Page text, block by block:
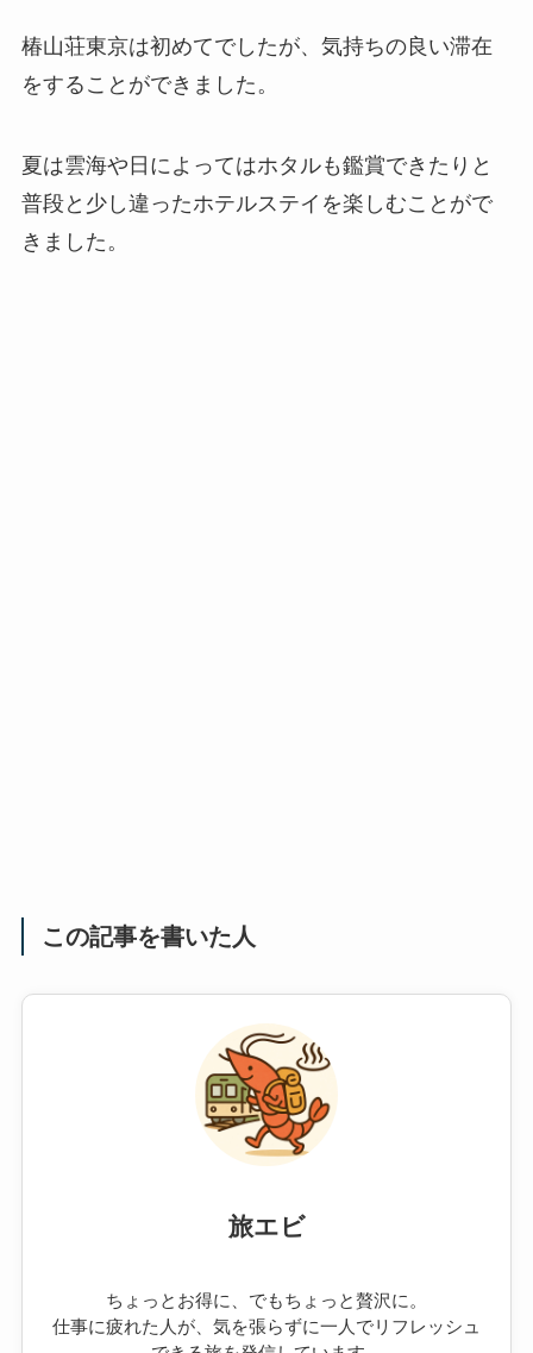
椿山荘東京は初めてでしたが、気持ちの良い滞在
をすることができました。
夏は雲海や日によってはホタルも鑑賞できたりと
普段と少し違ったホテルステイを楽しむことがで
きました。
この記事を書いた人
旅エビ
ちょっとお得に、でもちょっと贅沢に。
仕事に疲れた人が、気を張らずに一人でリフレッシュ